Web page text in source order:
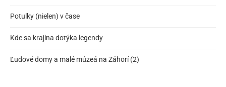
Potulky (nielen) v čase
Kde sa krajina dotýka legendy
Ľudové domy a malé múzeá na Záhorí (2)